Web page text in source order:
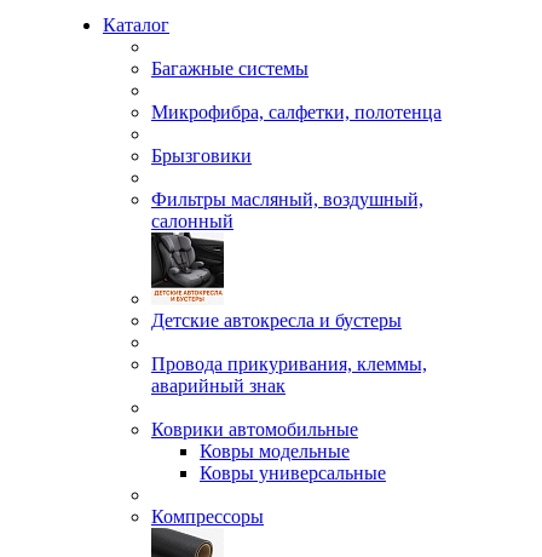
Каталог
Багажные системы
Микрофибра, салфетки, полотенца
Брызговики
Фильтры масляный, воздушный,
салонный
Детские автокресла и бустеры
Провода прикуривания, клеммы,
аварийный знак
Коврики автомобильные
Ковры модельные
Ковры универсальные
Компрессоры